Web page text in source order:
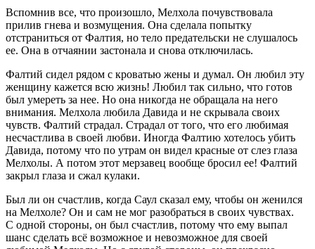
Вспомнив все, что произошло, Мелхола почувствовала
прилив гнева и возмущения. Она сделала попытку
отстраниться от Фалтия, но тело предательски не слушалось
ее. Она в отчаянии застонала и снова отключилась.
Фалтий сидел рядом с кроватью жены и думал. Он любил эту
женщину кажется всю жизнь! Любил так сильно, что готов
был умереть за нее. Но она никогда не обращала на него
внимания. Мелхола любила Давида и не скрывала своих
чувств. Фалтий страдал. Страдал от того, что его любимая
несчастлива в своей любви. Иногда Фалтию хотелось убить
Давида, потому что по утрам он видел красные от слез глаза
Мелхолы. А потом этот мерзавец вообще бросил ее! Фалтий
закрыл глаза и сжал кулаки.
Был ли он счастлив, когда Саул сказал ему, чтобы он женился
на Мелхоле? Он и сам не мог разобраться в своих чувствах.
С одной стороны, он был счастлив, потому что ему выпал
шанс сделать всё возможное и невозможное для своей